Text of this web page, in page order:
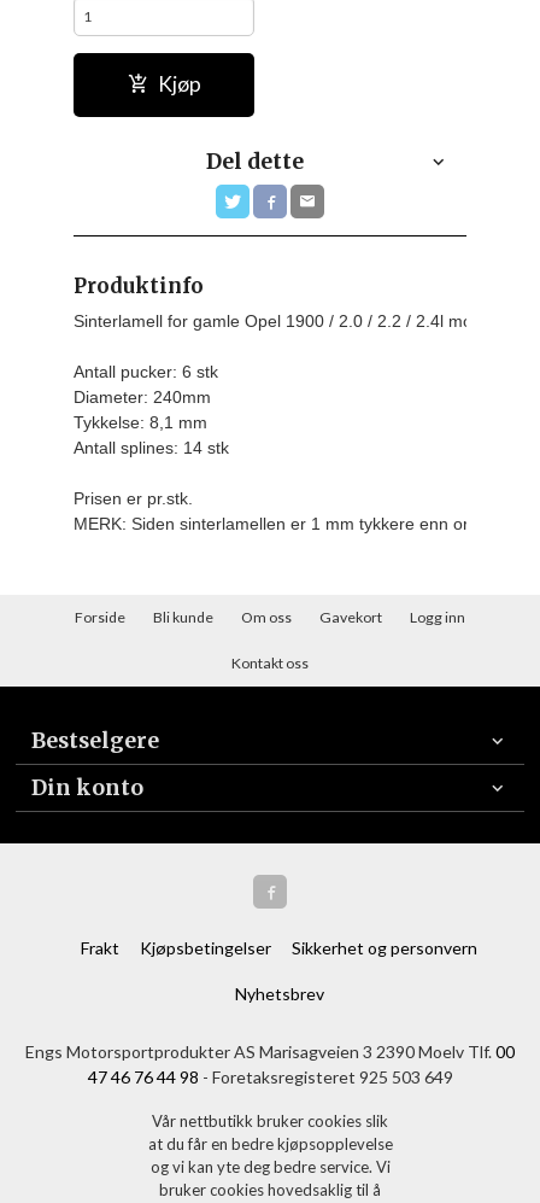
Kjøp
Del dette
Produktinfo
Sinterlamell for gamle Opel 1900 / 2.0 / 2.2 / 2.4l motorer
Antall pucker: 6 stk
Diameter: 240mm
Tykkelse: 8,1 mm
Prisen er pr.stk.
MERK: Siden sinterlamellen er 1 mm tykkere enn
Forside Bli kunde Om oss Gavekort Logg inn
Kontakt oss
Bestselgere
Din konto
Frakt Kjøpsbetingelser Sikkerhet og personvern
Nyhetsbrev
Engs Motorsportprodukter AS Marisagveien 3 2390 Moelv Tlf.00
47 46 76 44 98 - Foretaksregisteret 925 503 649
Vår nettbutikk bruker cookies slik
at du får en bedre kjøpsopplevelse
og vi kan yte deg bedre service. Vi
bruker cookies hovedsaklig til å